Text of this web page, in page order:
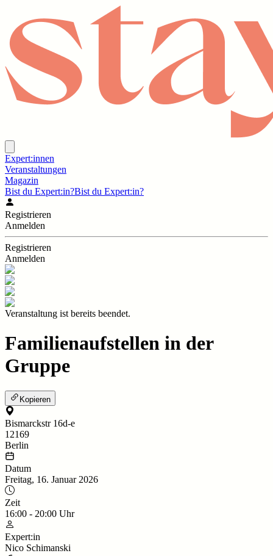
Expert:innen
Veranstaltungen
Magazin
Bist du Expert:in?Bist du Expert:in?
Registrieren
Anmelden
Registrieren
Anmelden
Veranstaltung ist bereits beendet.
Familienaufstellen in der
Gruppe
Kopieren
Bismarckstr 16d-e
12169
Berlin
Datum
Freitag, 16. Januar 2026
Zeit
16:00 - 20:00 Uhr
Expert:in
Nico Schimanski